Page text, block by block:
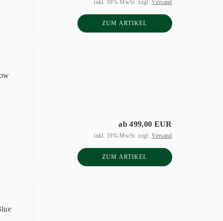
inkl. 19% MwSt. zzgl. Versand
ZUM ARTIKEL
ab 499,00 EUR
inkl. 19% MwSt. zzgl.Versand
ZUM ARTIKEL